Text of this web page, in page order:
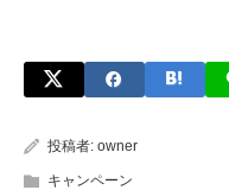
投稿者: owner
キャンペーン